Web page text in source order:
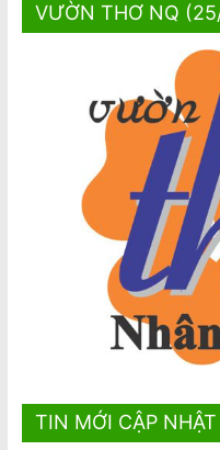
VƯỜN THƠ NQ
TIN MỚI CẬP NHẬT